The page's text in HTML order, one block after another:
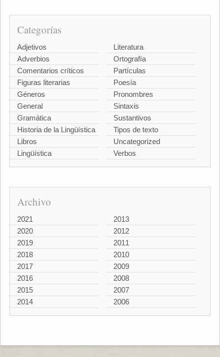
Categorías
Adjetivos
Adverbios
Comentarios críticos
Figuras literarias
Géneros
General
Gramática
Historia de la Lingüística
Libros
Lingüística
Literatura
Ortografía
Partículas
Poesía
Pronombres
Sintaxis
Sustantivos
Tipos de texto
Uncategorized
Verbos
Archivo
2021
2020
2019
2018
2017
2016
2015
2014
2013
2012
2011
2010
2009
2008
2007
2006